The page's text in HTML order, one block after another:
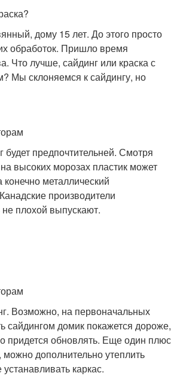
дому 15 лет. До этого просто
обработок. Пришло время
Что лучше, сайдинг или краска с
Мы склоняемся к сайдингу, но
будет предпочтительней. Смотря
высоких морозах пластик может
конечно металлический
производители
плохой выпускают.
Возможно, на первоначальных
сайдингом домик покажется дороже,
придется обновлять. Еще один плюс
можно дополнительно утеплить
каркас.